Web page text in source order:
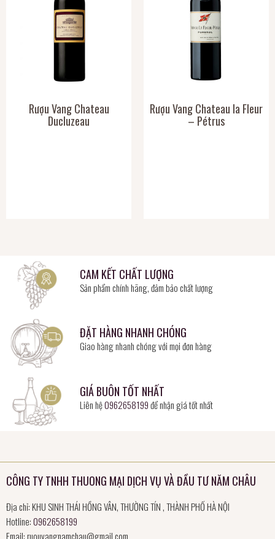
Rượu Vang Chateau
Ducluzeau
Rượu Vang Chateau la Fleur
– Pétrus
CAM KẾT CHẤT LƯỢNG
Sản phẩm chính hãng, đảm bảo chất lượng
ĐẶT HÀNG NHANH CHÓNG
Giao hàng nhanh chóng với mọi đơn hàng
GIÁ BUÔN TỐT NHẤT
Liên hệ0962658199để nhận giá tốt nhất
CÔNG TY TNHH THUONG MẠI DỊCH VỤ VÀ ĐẦU TƯ NĂM CHÂU
Địa chỉ: KHU SINH THÁI HỒNG VÂN, THƯỜNG TÍN , THÀNH PHỐ HÀ NỘI
Hotline:0962658199
Email:ruouvangnamchau@gmail.com